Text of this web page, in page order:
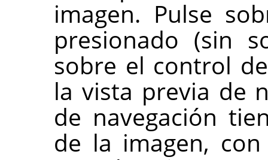
imagen. Pulse
presionado (sin
sobre el control
la vista previa de
de navegación
de la imagen,